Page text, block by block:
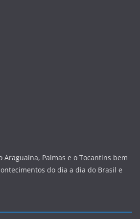
Araguaína, Palmas e o Tocantins bem
do dia a dia do Brasil e